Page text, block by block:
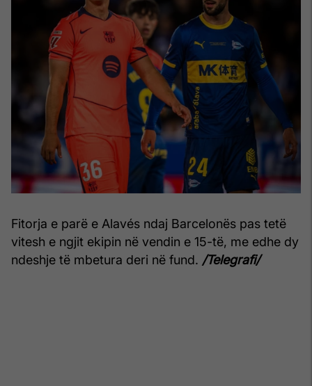
Fitorja e parë e Alavés ndaj Barcelonës pas tetë
vitesh e ngjit ekipin në vendin e 15-të, me edhe dy
ndeshje të mbetura deri në fund. /Telegrafi/